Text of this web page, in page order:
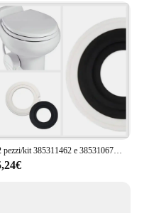
for various
drills to more
construction
balls can
players, making
clubs, and
palle calcio is not
it's an investment
everywhere.
2 pezzi/kit 385311462 e 385310677 anelli di tenuta in gomma a sfera per wc per RV Dometic Sealand 110 111 210 510 VacuFlush 168 606